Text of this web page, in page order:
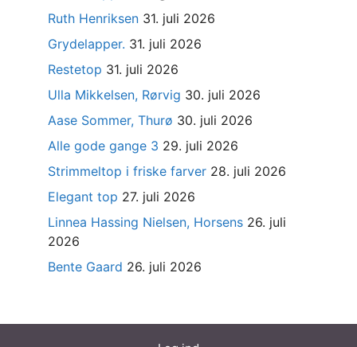
Ruth Henriksen 31. juli 2026
Grydelapper. 31. juli 2026
Restetop 31. juli 2026
Ulla Mikkelsen, Rørvig 30. juli 2026
Aase Sommer, Thurø 30. juli 2026
Alle gode gange 3 29. juli 2026
Strimmeltop i friske farver 28. juli 2026
Elegant top 27. juli 2026
Linnea Hassing Nielsen, Horsens 26. juli
2026
Bente Gaard 26. juli 2026